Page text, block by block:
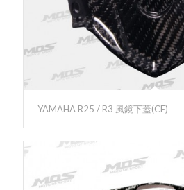
YAMAHA R25 / R3 風鏡下蓋(CF)